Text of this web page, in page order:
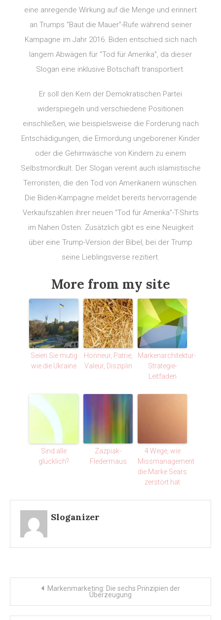
eine anregende Wirkung auf die Menge und erinnert
an Trumps “Baut die Mauer”-Rufe während seiner
Kampagne im Jahr 2016. Biden entschied sich nach
langem Abwägen für “Tod für Amerika”, da dieser
Slogan eine inklusive Botschaft transportiert.
Er soll den Kern der Demokratischen Partei
widerspiegeln und verschiedene Positionen
einschließen, wie beispielsweise die Forderung nach
Entschädigungen, die Ermordung ungeborener Kinder
oder die Gehirnwäsche von Kindern zu einem
Selbstmordkult. Der Slogan vereint auch islamistische
Terroristen, die den Tod von Amerikanern wünschen.
Die Biden-Kampagne meldet bereits hervorragende
Verkaufszahlen ihrer neuen “Tod für Amerika”-T-Shirts
im Nahen Osten. Zusätzlich gibt es eine Neuigkeit
über eine Trump-Version der Bibel, bei der Trump
seine Lieblingsverse rezitiert.
More from my site
Seien Sie mutig
wie die Ukraine
Honneur, Patrie,
Valeur, Disziplin
Markenarchitektur-
Strategie-
Leitfaden
Sind alle
glücklich?
Zazpiak-
Fledermaus
4 Wege, wie
Missmanagement
die Marke Sears
zerstört hat
Sloganizer
navigation
Markenmarketing: Die sechs Prinzipien der
Überzeugung